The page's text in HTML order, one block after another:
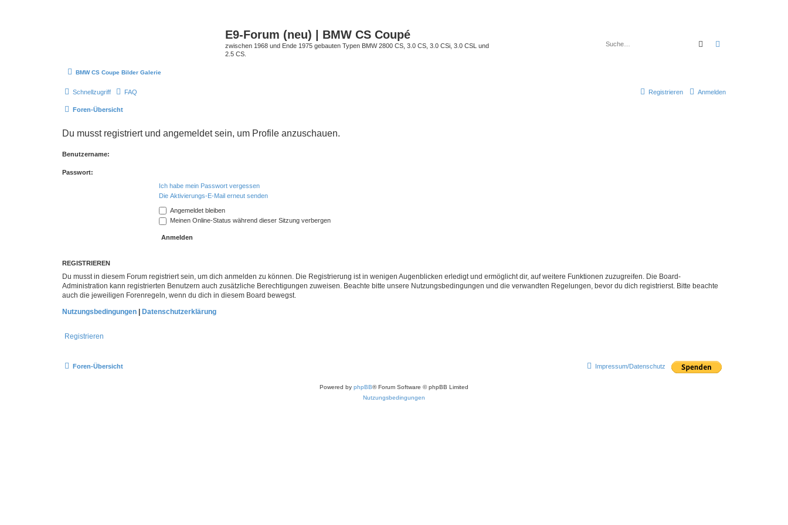
E9-Forum (neu) | BMW CS Coupé
zwischen 1968 und Ende 1975 gebauten Typen BMW 2800 CS, 3.0 CS, 3.0 CSi, 3.0 CSL und
2.5 CS.
BMW CS Coupe Bilder Galerie
Suche
Schnellzugriff FAQ Anmelden
Registrieren
Foren-Übersicht
Du musst registriert und angemeldet sein, um Profile anzuschauen.
Benutzername:
Passwort:
Ich habe mein Passwort vergessen
Die Aktivierungs-E-Mail erneut senden
Angemeldet bleiben
Meinen Online-Status während dieser Sitzung verbergen
REGISTRIEREN
Du musst in diesem Forum registriert sein, um dich anmelden zu können. Die Registrierung ist in wenigen Augenblicken erledigt und ermöglicht dir, auf weitere Funktionen zuzugreifen. Die Board-
Administration kann registrierten Benutzern auch zusätzliche Berechtigungen zuweisen. Beachte bitte unsere Nutzungsbedingungen und die verwandten Regelungen, bevor du dich registrierst. Bitte beachte
auch die jeweiligen Forenregeln, wenn du dich in diesem Board bewegst.
Nutzungsbedingungen
Datenschutzerklärung
Registrieren
Foren-Übersicht Impressum/Datenschutz
Powered by phpBB® Forum Software © phpBB Limited
Nutzungsbedingungen